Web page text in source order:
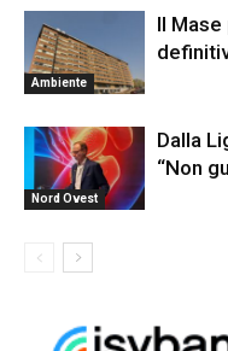
Ambiente
Il
Nord Ovest
Dalla
“Non